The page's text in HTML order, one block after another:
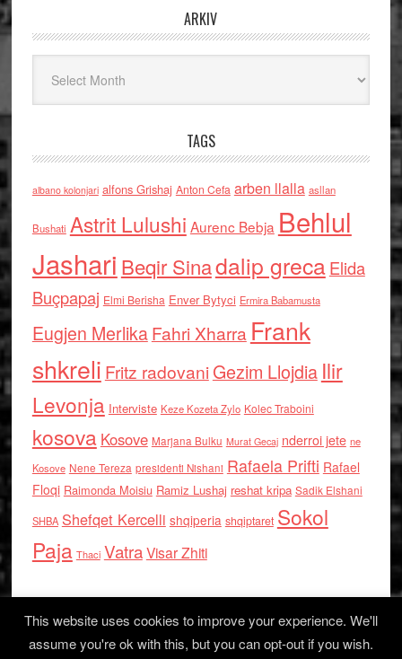
ARKIV
TAGS
albano kolonjari alfons Grishaj Anton Cefa arben llalla asllan
Bushati Astrit Lulushi Aurenc Bebja Behlul
Jashari Beqir Sinadalip grecaElida
Buçpapaj Elmi Berisha Enver Bytyci Ermira Babamusta
Eugjen MerlikaFahri Xharra Frank
shkreli Fritz radovaniGezim Llojdia Ilir
Levonja Interviste Keze Kozeta Zylo Kolec Traboini
kosova Kosove Marjana Bulku Murat Gecaj nderroi jete ne
Kosove Nene Tereza presidenti Nishani Rafaela Prifti Rafael
Floqi Raimonda Moisiu Ramiz Lushaj reshat kripa Sadik Elshani
SHBA Shefqet Kercelli shqiperia shqiptaret Sokol
Paja Thaci VatraVisar Zhiti
This website uses cookies to improve your experience. We'll
assume you're ok with this, but you can opt-out if you wish.